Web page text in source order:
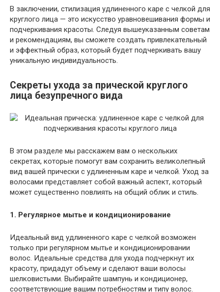
В заключении, стилизация удлиненного каре с челкой для
круглого лица — это искусство уравновешивания формы и
подчеркивания красоты. Следуя вышеуказанным советам
и рекомендациям, вы сможете создать привлекательный
и эффектный образ, который будет подчеркивать вашу
уникальную индивидуальность.
Секреты ухода за прической круглого
лица безупречного вида
В этом разделе мы расскажем вам о нескольких
секретах, которые помогут вам сохранить великолепный
вид вашей прически с удлиненным каре и челкой. Уход за
волосами представляет собой важный аспект, который
может существенно повлиять на общий облик и стиль.
1. Регулярное мытье и кондиционирование
Идеальный вид удлиненного каре с челкой возможен
только при регулярном мытье и кондиционировании
волос. Идеальные средства для ухода подчеркнут их
красоту, придадут объему и сделают ваши волосы
шелковистыми. Выбирайте шампунь и кондиционер,
соответствующие вашим потребностям и типу волос.